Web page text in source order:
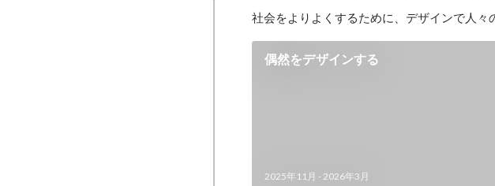
社会をよりよくするために、デザインで人々
偶然をデザインする
2025年11月 -2026年3月